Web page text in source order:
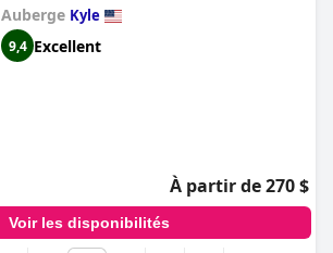
Auberge Kyle
9,4 Excellent
À partir de 270 $
Voir les disponibilités